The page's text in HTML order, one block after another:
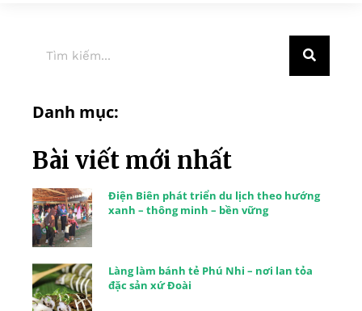
Danh mục:
Bài viết mới nhất
Điện Biên phát triển du lịch theo hướng
xanh – thông minh – bền vững
Làng làm bánh tẻ Phú Nhi – nơi lan tỏa
đặc sản xứ Đoài